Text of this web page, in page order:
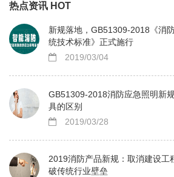
热点资讯 HOT
新规落地，GB51309-2018《消
统技术标准》正式施行
2019/03/04
GB51309-2018消防应急照明新
具的区别
2019/03/28
2019消防产品新规：取消建设工
破传统行业壁垒